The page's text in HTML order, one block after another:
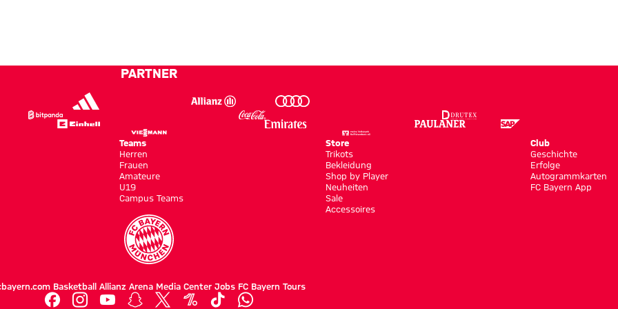
Jeju SK
2:1
PARTNER
Teams
Herren
Frauen
Amateure
U19
Campus Teams
Store
Trikots
Bekleidung
Shop by Player
Neuheiten
Sale
Accessoires
Club
Geschichte
Erfolge
Autogrammkarten
FC Bayern App
Basketball Allianz Arena Media Center Jobs FC Bayern Tours